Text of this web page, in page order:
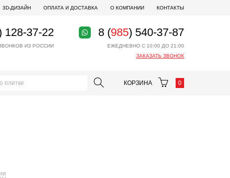
3D-ДИЗАЙН ОПЛАТА И ДОСТАВКА О КОМПАНИИ КОНТАКТЫ
128-37-22
ИЗ РОССИИ
8 (985) 540-37-87
ЕЖЕДНЕВНО С 10:00 ДО 21:00
ЗАКАЗАТЬ ЗВОНОК
КОРЗИНА 0